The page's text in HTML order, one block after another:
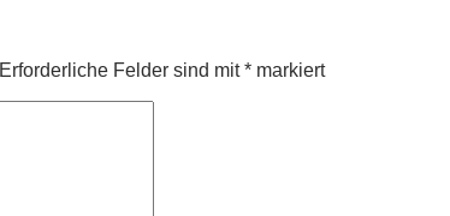
Erforderliche Felder sind mit* markiert